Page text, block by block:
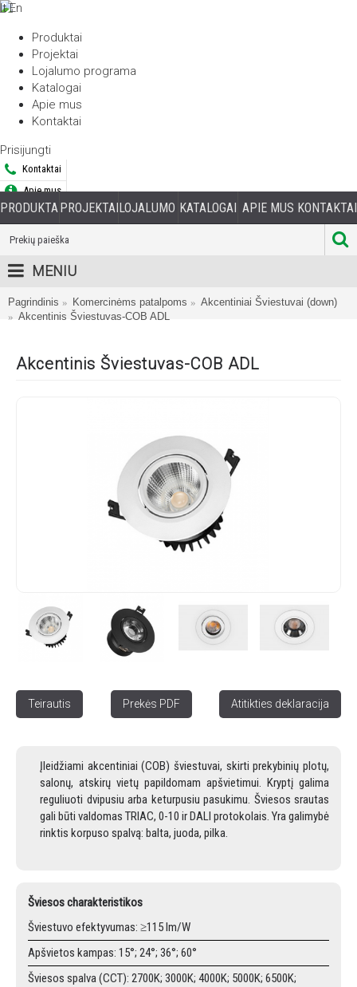
Produktai
Projektai
Lojalumo programa
Katalogai
Apie mus
Kontaktai
lt En
Prisijungti
Kontaktai
Apie mus
Prisijungti
Registruotis
PRODUKTAIPROJEKTAILOJALUMO PROGRAMA
KATALOGAI APIE MUS KONTAKTAI
MENIU
Pagrindinis Komercinėms patalpoms
Akcentiniai Šviestuvai (down)
Akcentinis Šviestuvas-COB ADL
Akcentinis Šviestuvas-COB ADL
Teirautis Prekės PDF Atitikties deklaracija
Įleidžiami akcentiniai (COB) šviestuvai, skirti prekybinių plotų,
salonų, atskirų vietų papildomam apšvietimui. Kryptį galima
reguliuoti dvipusiu arba keturpusiu pasukimu. Šviesos srautas
gali būti valdomas TRIAC, 0-10 ir DALI protokolais. Yra galimybė
rinktis korpuso spalvą: balta, juoda, pilka.
Šviesos charakteristikos
Šviestuvo efektyvumas: ≥115 lm/W
Apšvietos kampas: 15°; 24°; 36°; 60°
Šviesos spalva (CCT): 2700K; 3000K; 4000K; 5000K; 6500K;